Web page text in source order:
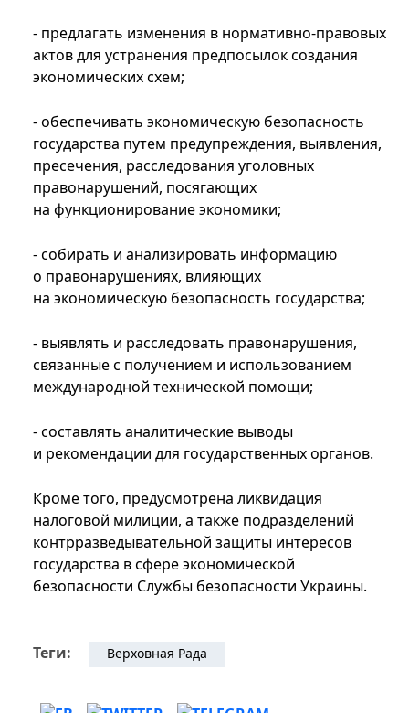
- предлагать изменения в нормативно-правовых
актов для устранения предпосылок создания
экономических схем;
- обеспечивать экономическую безопасность
государства путем предупреждения, выявления,
пресечения, расследования уголовных
правонарушений, посягающих
на функционирование экономики;
- собирать и анализировать информацию
о правонарушениях, влияющих
на экономическую безопасность государства;
- выявлять и расследовать правонарушения,
связанные с получением и использованием
международной технической помощи;
- составлять аналитические выводы
и рекомендации для государственных органов.
Кроме того, предусмотрена ликвидация
налоговой милиции, а также подразделений
контрразведывательной защиты интересов
государства в сфере экономической
безопасности Службы безопасности Украины.
Теги: Верховная Рада